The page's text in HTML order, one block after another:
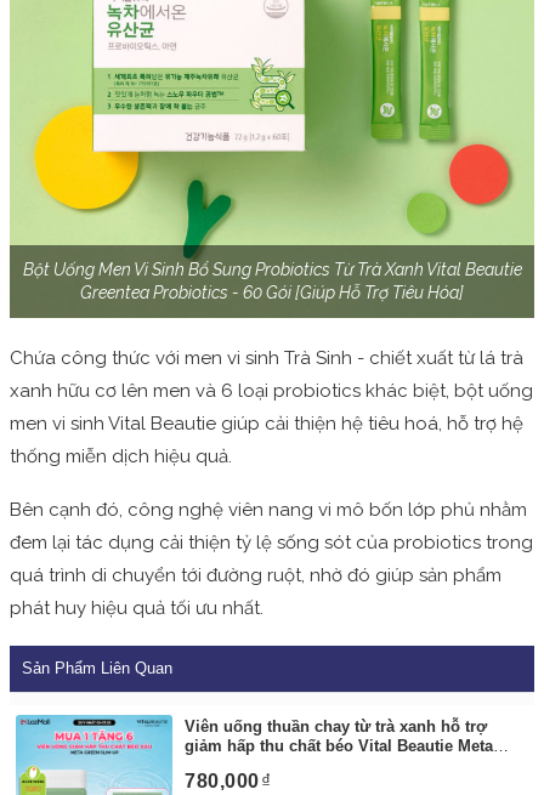
Bột Uống Men Vi Sinh Bổ Sung Probiotics Từ Trà Xanh Vital Beautie
Greentea Probiotics - 60 Gói [Giúp Hỗ Trợ Tiêu Hóa]
Chứa công thức với men vi sinh Trà Sinh - chiết xuất từ lá trà
xanh hữu cơ lên men và 6 loại probiotics khác biệt, bột uống
men vi sinh Vital Beautie giúp cải thiện hệ tiêu hoá, hỗ trợ hệ
thống miễn dịch hiệu quả.
Bên cạnh đó, công nghệ viên nang vi mô bốn lớp phủ nhằm
đem lại tác dụng cải thiện tỷ lệ sống sót của probiotics trong
quá trình di chuyển tới đường ruột, nhờ đó giúp sản phẩm
phát huy hiệu quả tối ưu nhất.
Sản Phẩm Liên Quan
Viên uống thuần chay từ trà xanh hỗ trợ
giảm hấp thu chất béo Vital Beautie Meta
Flagship Store
780,000